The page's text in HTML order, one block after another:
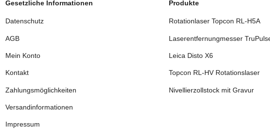
Gesetzliche Informationen
Datenschutz
AGB
Mein Konto
Kontakt
Zahlungsmöglichkeiten
Versandinformationen
Impressum
Produkte
Rotationlaser Topcon RL-H5A
Laserentfernungmesser
Leica Disto X6
Topcon RL-HV Rotationslaser
Nivellierzollstock mit Gravur